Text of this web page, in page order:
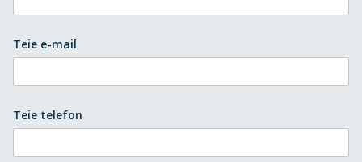
Teie e-mail
Teie telefon